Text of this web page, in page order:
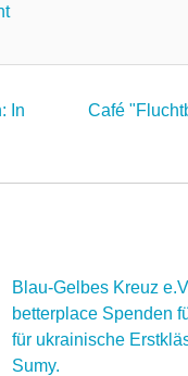
In
Café
Blau-Gelbes Kreuz
betterplace Spenden
für ukrainische
Sumy.